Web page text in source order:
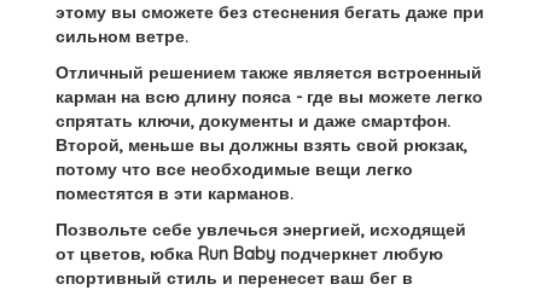
этому вы сможете без стеснения бегать даже при
сильном ветре.
Отличный решением также является встроенный
карман на всю длину пояса - где вы можете легко
спрятать ключи, документы и даже смартфон.
Второй, меньше вы должны взять свой рюкзак,
потому что все необходимые вещи легко
поместятся в эти карманов.
Позвольте себе увлечься энергией, исходящей
от цветов, юбка Run Baby подчеркнет любую
спортивный стиль и перенесет ваш бег в